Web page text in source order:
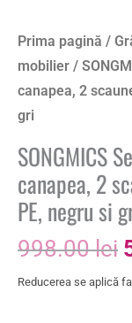
Prima pagină /
mobilier /
canapea, 2
gri
SONGMICS
canapea, 2
PE, negru si
998.00lei
Reducerea se aplică